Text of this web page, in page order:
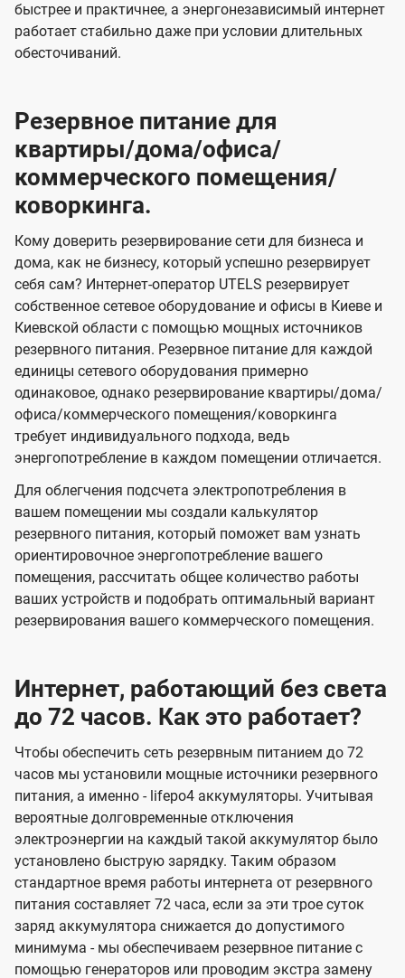
быстрее и практичнее, а энергонезависимый интернет
работает стабильно даже при условии длительных
обесточиваний.
Резервное питание для
квартиры/дома/офиса/
коммерческого помещения/
коворкинга.
Кому доверить резервирование сети для бизнеса и
дома, как не бизнесу, который успешно резервирует
себя сам? Интернет-оператор UTELS резервирует
собственное сетевое оборудование и офисы в Киеве и
Киевской области с помощью мощных источников
резервного питания. Резервное питание для каждой
единицы сетевого оборудования примерно
одинаковое, однако резервирование квартиры/дома/
офиса/коммерческого помещения/коворкинга
требует индивидуального подхода, ведь
энергопотребление в каждом помещении отличается.
Для облегчения подсчета электропотребления в
вашем помещении мы создали калькулятор
резервного питания, который поможет вам узнать
ориентировочное энергопотребление вашего
помещения, рассчитать общее количество работы
ваших устройств и подобрать оптимальный вариант
резервирования вашего коммерческого помещения.
Интернет, работающий без света
до 72 часов. Как это работает?
Чтобы обеспечить сеть резервным питанием до 72
часов мы установили мощные источники резервного
питания, а именно - lifepo4 аккумуляторы. Учитывая
вероятные долговременные отключения
электроэнергии на каждый такой аккумулятор было
установлено быструю зарядку. Таким образом
стандартное время работы интернета от резервного
питания составляет 72 часа, если за эти трое суток
заряд аккумулятора снижается до допустимого
минимума - мы обеспечиваем резервное питание с
помощью генераторов или проводим экстра замену